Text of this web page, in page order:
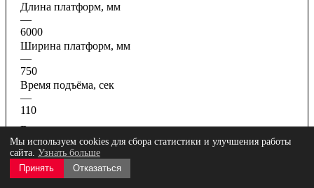
Длина платформ, мм
—
6000
Ширина платформ, мм
—
750
Время подъёма, сек
—
110
Все характеристики
Мы используем cookies для сбора статистики и улучшения работы
сайта. Узнать больше
Принять
Отказаться